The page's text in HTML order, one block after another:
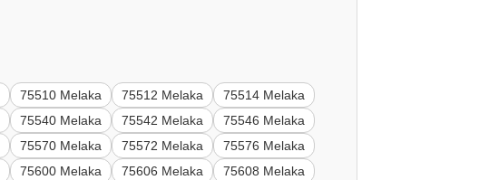
75510 Melaka 75512 Melaka
75514 Melaka
75540 Melaka 75542 Melaka
75546 Melaka
75570 Melaka 75572 Melaka
75576 Melaka
75600 Melaka 75606 Melaka
75608 Melaka